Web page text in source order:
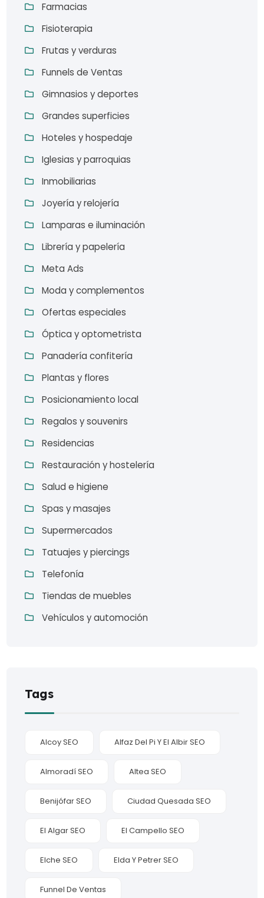
Farmacias
Fisioterapia
Frutas y verduras
Funnels de Ventas
Gimnasios y deportes
Grandes superficies
Hoteles y hospedaje
Iglesias y parroquias
Inmobiliarias
Joyería y relojería
Lamparas e iluminación
Librería y papelería
Meta Ads
Moda y complementos
Ofertas especiales
Óptica y optometrista
Panadería confitería
Plantas y flores
Posicionamiento local
Regalos y souvenirs
Residencias
Restauración y hostelería
Salud e higiene
Spas y masajes
Supermercados
Tatuajes y piercings
Telefonía
Tiendas de muebles
Vehículos y automoción
Tags
Alcoy SEO Alfaz Del Pi Y El Albir SEO
Almoradí SEO Altea SEO
Benijófar SEO Ciudad Quesada SEO
El Algar SEO El Campello SEO
Elche SEO Elda Y Petrer SEO
Funnel De Ventas